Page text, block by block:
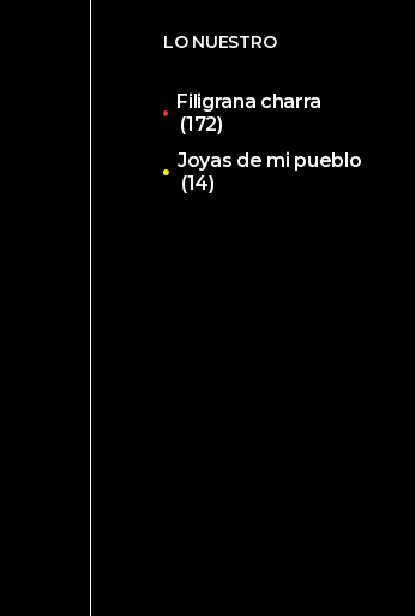
LO NUESTRO
Filigrana charra
(172)
Joyas de mi pueblo
(14)